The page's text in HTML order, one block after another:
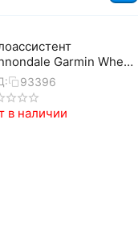
Garmin Wheel
93396
в наличии